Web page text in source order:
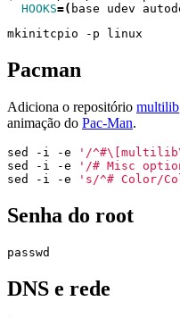
HOOKS=( base udev
Pacman
Adiciona o repositório multilib
animação do Pac-Man.
sed -i -e '/
sed -i -e
'/# Misc
sed -i -e
's/^# Color/
Senha do root
DNS e rede